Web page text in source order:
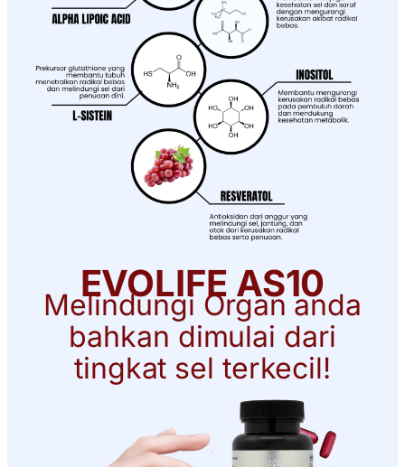
EVOLIFE AS10
Melindungi Organ anda
bahkan dimulai dari
tingkat sel terkecil!